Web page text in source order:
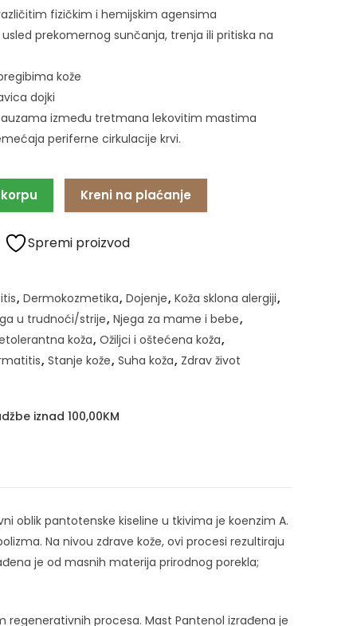
fizičkim i hemijskim agensima
prekomernog sunčanja, trenja ili pritiska na
kože
dojki
između tretmana lekovitim mastima
periferne cirkulacije krvi.
Kreni na plaćanje
Spremi proizvod
, Dermokozmetika, Dojenje, Koža sklona alergiji,
u trudnoći/strije, Njega za mame i bebe,
koža, Ožiljci i oštećena koža,
, Stanje kože, Suha koža, Zdrav život
iznad 100,00KM
oblik pantotenske kiseline u tkivima je koenzim A.
Na nivou zdrave kože, ovi procesi rezultiraju
je od masnih materija prirodnog porekla;
regenerativnih procesa. Mast Pantenol izrađena je